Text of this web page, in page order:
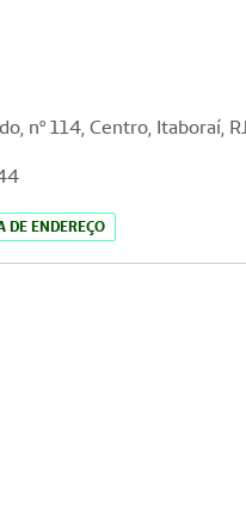
nº 114, Centro, Itaboraí,
DE ENDEREÇO